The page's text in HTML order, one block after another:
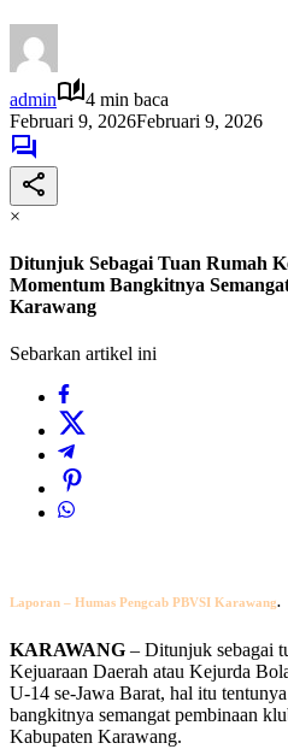
admin
4 min baca
Februari 9, 2026Februari 9, 2026
×
Ditunjuk Sebagai Tuan Rumah
Momentum Bangkitnya
Karawang
Sebarkan artikel ini
Laporan – Humas Pengcab PBVSI Karawang.
KARAWANG – Ditunjuk sebagai
Kejuaraan Daerah atau Kejurda
U-14 se-Jawa Barat, hal itu
bangkitnya semangat pembinaan
Kabupaten Karawang.